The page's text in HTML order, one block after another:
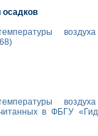
осадков
температуры
температуры
в ФБГУ